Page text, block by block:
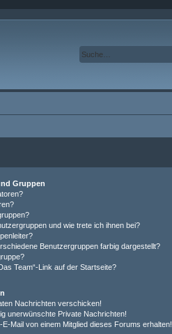
Gruppen
und wie trete ich ihnen bei?
Benutzergruppen farbig dargestellt?
Team“-Link auf der Startseite?
Nachrichten verschicken!
unerwünschte Private Nachrichten!
E-Mail von einem Mitglied dieses Forums erhalten!